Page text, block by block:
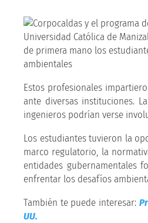
Estos profesionales
ante diversas instituciones.
ingenieros podrían verse
Los estudiantes tuvieron la
marco regulatorio, la
entidades gubernamentales
enfrentar los desafíos
También te puede interesar:
UU.